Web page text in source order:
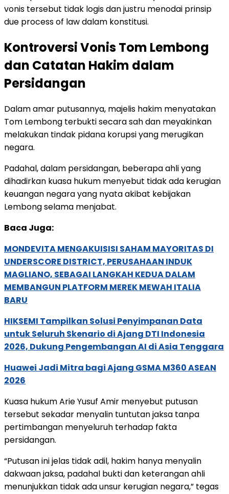
vonis tersebut tidak logis dan justru menodai prinsip
due process of law dalam konstitusi.
Kontroversi Vonis Tom Lembong
dan Catatan Hakim dalam
Persidangan
Dalam amar putusannya, majelis hakim menyatakan
Tom Lembong terbukti secara sah dan meyakinkan
melakukan tindak pidana korupsi yang merugikan
negara.
Padahal, dalam persidangan, beberapa ahli yang
dihadirkan kuasa hukum menyebut tidak ada kerugian
keuangan negara yang nyata akibat kebijakan
Lembong selama menjabat.
Baca Juga:
MONDEVITA MENGAKUISISI SAHAM MAYORITAS DI
UNDERSCORE DISTRICT, PERUSAHAAN INDUK
MAGLIANO, SEBAGAI LANGKAH KEDUA DALAM
MEMBANGUN PLATFORM MEREK MEWAH ITALIA
BARU
HIKSEMI Tampilkan Solusi Penyimpanan Data
untuk Seluruh Skenario di Ajang DTI Indonesia
2026, Dukung Pengembangan AI di Asia Tenggara
Huawei Jadi Mitra bagi Ajang GSMA M360 ASEAN
2026
Kuasa hukum Arie Yusuf Amir menyebut putusan
tersebut sekadar menyalin tuntutan jaksa tanpa
pertimbangan menyeluruh terhadap fakta
persidangan.
“Putusan ini jelas tidak adil, hakim hanya menyalin
dakwaan jaksa, padahal bukti dan keterangan ahli
menunjukkan tidak ada unsur kerugian negara,” tegas